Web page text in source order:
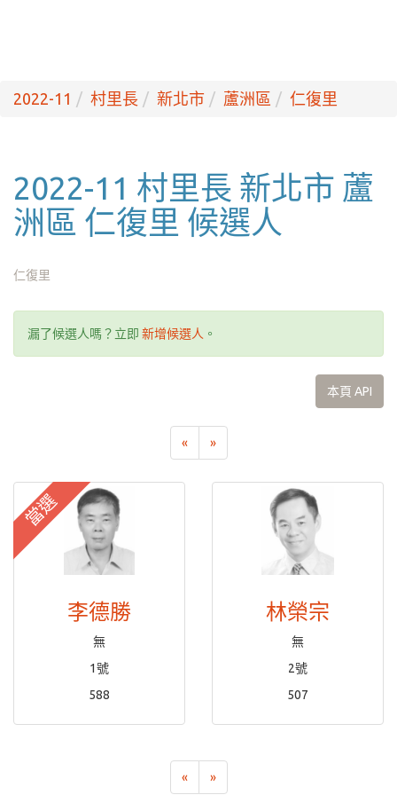
2022-11 村里長 新北市 蘆洲區 仁復里
2022-11 村里長 新北市 蘆
洲區 仁復里 候選人
仁復里
漏了候選人嗎？立即 新增候選人 。
本頁 API
« »
當選
李德勝
無
1號
588
林榮宗
無
2號
507
« »